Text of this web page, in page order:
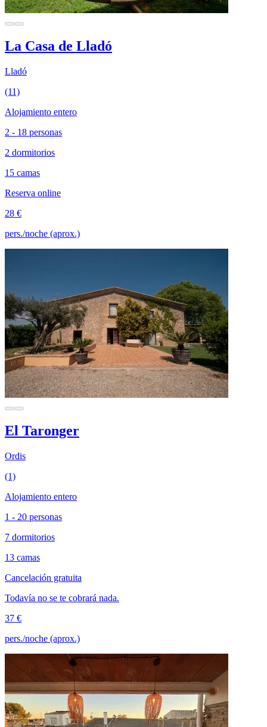
La Casa de Lladó
Lladó
(11)
Alojamiento entero
2 - 18 personas
2 dormitorios
15 camas
Reserva online
28 €
pers./noche (aprox.)
El Taronger
Ordis
(1)
Alojamiento entero
1 - 20 personas
7 dormitorios
13 camas
Cancelación gratuita
Todavía no se te cobrará nada.
37 €
pers./noche (aprox.)